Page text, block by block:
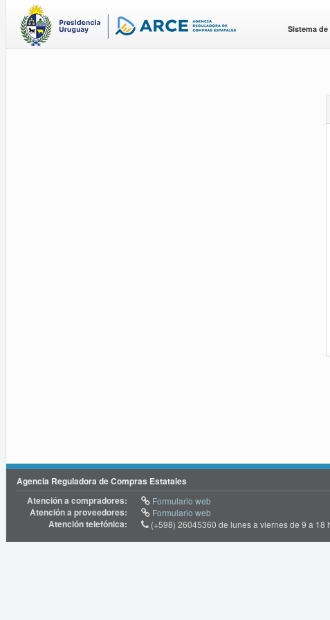
Sistema
Agencia Reguladora de Compras Estatales
Atención a compradores:
Formulario web
Atención a proveedores: Formulario web
Atención telefónica: (+598) 26045360 de lunes a viernes de 9 a 18